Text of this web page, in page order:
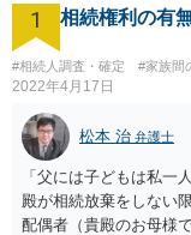
1 相続権利の有
#相続人調査・確定 #家族間
2022年4月17日
松本 治 弁護士
「父には子どもは私一
殿が相続放棄をしない
配偶者（貴殿のお母様